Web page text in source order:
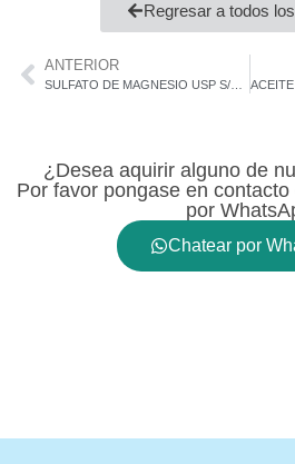
Regresar a todos
ANTERIOR
¿Desea aquirir alguno de
Por favor pongase en
por
Chatear por